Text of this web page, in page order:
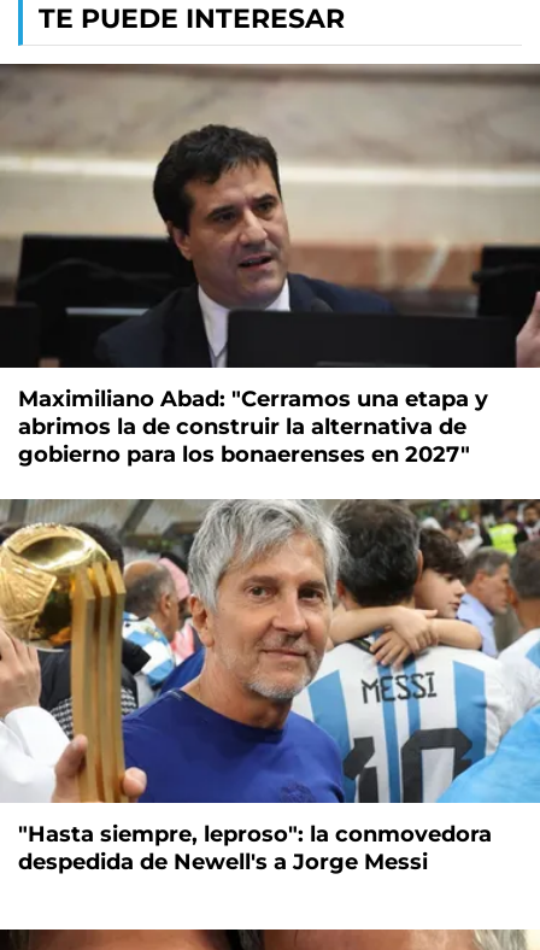
TE PUEDE INTERESAR
Maximiliano Abad: "Cerramos una etapa y
abrimos la de construir la alternativa de
gobierno para los bonaerenses en 2027"
"Hasta siempre, leproso": la conmovedora
despedida de Newell's a Jorge Messi